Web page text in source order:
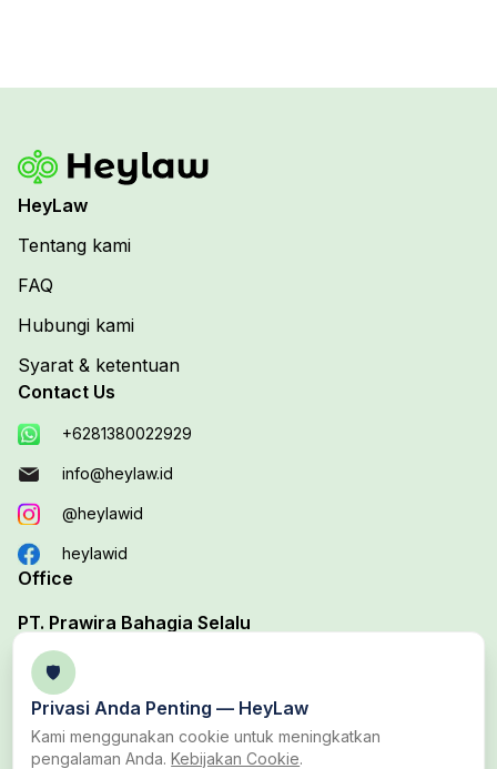
HeyLaw
Tentang kami
FAQ
Hubungi kami
Syarat & ketentuan
Contact Us
+6281380022929
info@heylaw.id
@heylawid
heylawid
Office
PT. Prawira Bahagia Selalu
Your Trusted Legal Edutech Platform
Office 1 :
Harapan Baru, Bekasi Utara, Bekasi
🛡️
Privasi Anda Penting — HeyLaw
Kami menggunakan cookie untuk meningkatkan
pengalaman Anda. Kebijakan Cookie.